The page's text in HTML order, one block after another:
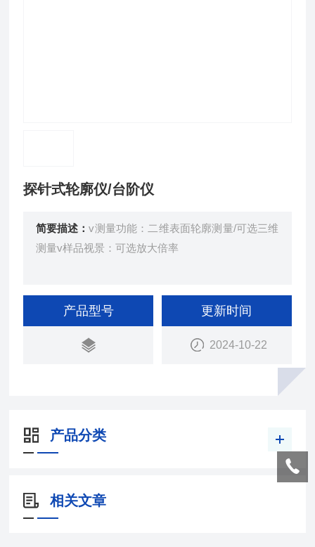
探针式轮廓仪/台阶仪
简要描述：v测量功能：二维表面轮廓测量/可选三维
测量v样品视景：可选放大倍率
产品型号 更新时间
2024-10-22
产品分类
相关文章